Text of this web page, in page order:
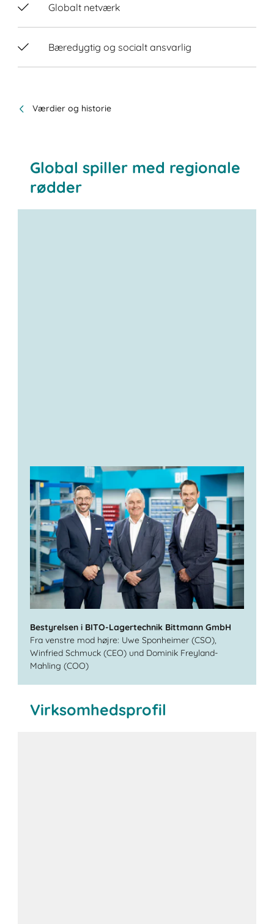
Globalt netværk
Bæredygtig og socialt ansvarlig
Værdier og historie
Global spiller med regionale
rødder
Bestyrelsen i BITO-Lagertechnik Bittmann GmbH
Fra venstre mod højre: Uwe Sponheimer (CSO),
Winfried Schmuck (CEO) und Dominik Freyland-
Mahling (COO)
Virksomhedsprofil